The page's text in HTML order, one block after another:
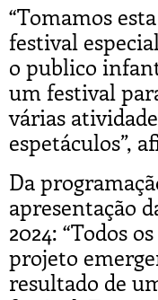
“Tomamos
festival
o publico
um festival
várias
espetáculos”,
Da
apresentação
2024: “Todos
projeto
resultado de